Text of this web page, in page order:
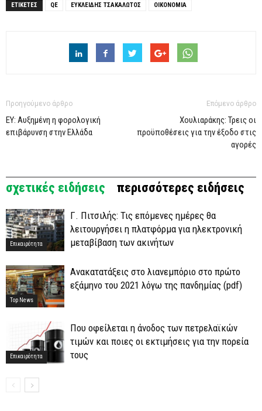
ΕΤΙΚΕΤΕΣ
QE ΕΥΚΛΕΊΔΗΣ ΤΣΑΚΑΛΏΤΟΣ ΟΙΚΟΝΟΜΊΑ
Προηγούμενο άρθρο
EY: Αυξημένη η φορολογική
επιβάρυνση στην Ελλάδα
Επόμενο άρθρο
Χουλιαράκης: Τρεις οι
προϋποθέσεις για την έξοδο στις
αγορές
σχετικές ειδήσεις περισσότερες ειδήσεις
Επικαιρότητα
Γ. Πιτσιλής: Τις επόμενες ημέρες θα
λειτουργήσει η πλατφόρμα για ηλεκτρονική
μεταβίβαση των ακινήτων
Top News
Ανακατατάξεις στο λιανεμπόριο στο πρώτο
εξάμηνο του 2021 λόγω της πανδημίας (pdf)
Επικαιρότητα
Που οφείλεται η άνοδος των πετρελαϊκών
τιμών και ποιες οι εκτιμήσεις για την πορεία
τους